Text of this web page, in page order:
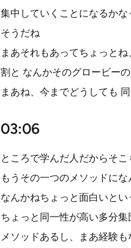
集中していくことになるか
そうだね
まあそれもあってちょっと
割と なんかそのグロービー
まあね、今までどうしても
03:06
ところで学んだ人だからそ
もうその一つのメソッドに
なんかねちょっと面白いとい
ちょっと同一性が高い多分
メソッドあるし、まあ経験